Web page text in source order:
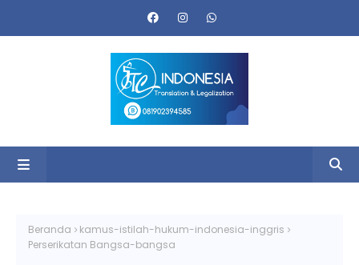
Beranda
kamus-istilah-hukum-indonesia-inggris
Perserikatan Bangsa-bangsa